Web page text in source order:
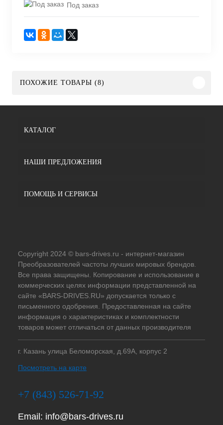
Под заказ
ПОХОЖИЕ ТОВАРЫ (8)
КАТАЛОГ
НАШИ ПРЕДЛОЖЕНИЯ
ПОМОЩЬ И СЕРВИСЫ
Copyright 2024 © bars-drives.ru - интернет-магазин
Преобразователей частоты лучших мировых брендов.
Все права защищены. Копирование и использование в
коммерческих целях информации представленной на
сайте «BARS-DRIVES.RU» допускается только с
письменного одобрения. Предоставленная на сайте
информация о характеристиках и комплектности
товаров может отличаться от данных производителя
г. Казань улица Беломорская, д.69А, корпус 2
Посмотреть на карте
+7 (843) 526-71-92
Email: info@bars-drives.ru